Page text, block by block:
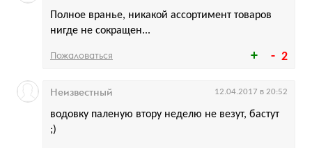
2
Полное вранье, никакой ассортимент товаров
нигде не сокращен...
Пожаловаться
водовку паленую втору неделю не везут, бастут
;)
Неизвестный 12.04.2017 в 20:52